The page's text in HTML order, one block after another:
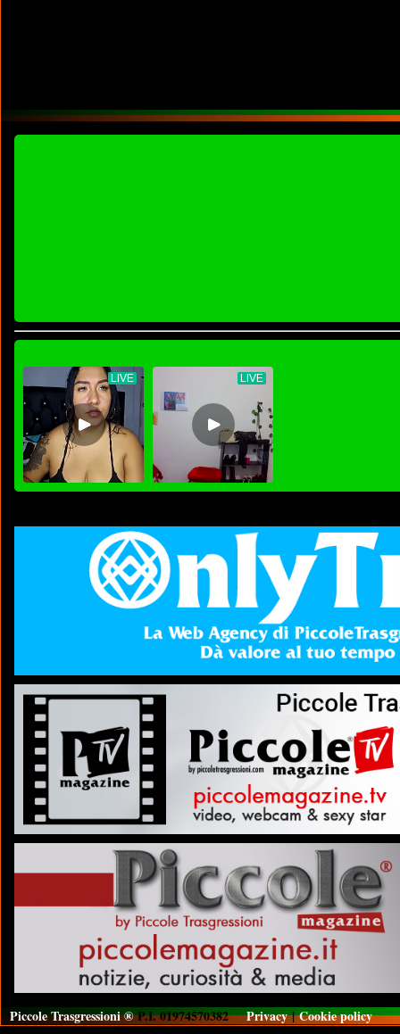
Piccole Trasgressioni ®P.I. 01974570382Privacy|Cookie policy